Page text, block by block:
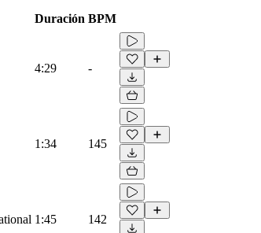
Duración BPM
4:29 -
1:34 145
1:45 142